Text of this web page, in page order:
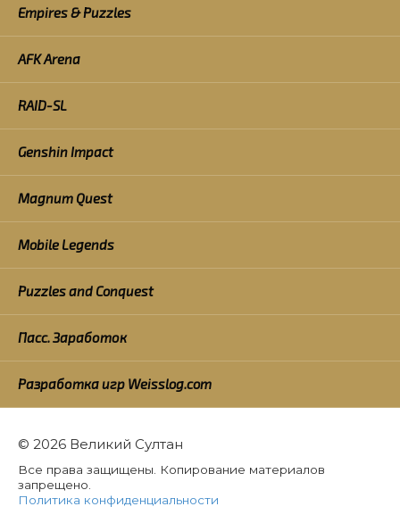
Empires & Puzzles
AFK Arena
RAID-SL
Genshin Impact
Magnum Quest
Mobile Legends
Puzzles and Conquest
Пасс. Заработок
Разработка игр Weisslog.com
© 2026 Великий Султан
Все права защищены. Копирование материалов
запрещено.
Политика конфиденциальности